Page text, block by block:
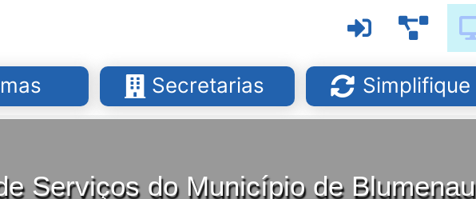
Secretarias Simplifique
Serviços do Município de Blumenau